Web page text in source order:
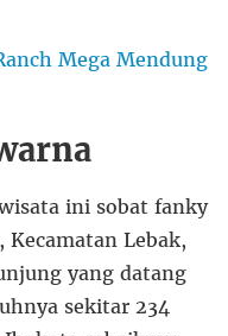
Mega Mendung
ini sobat fanky
Kecamatan Lebak,
yang datang
sekitar 234